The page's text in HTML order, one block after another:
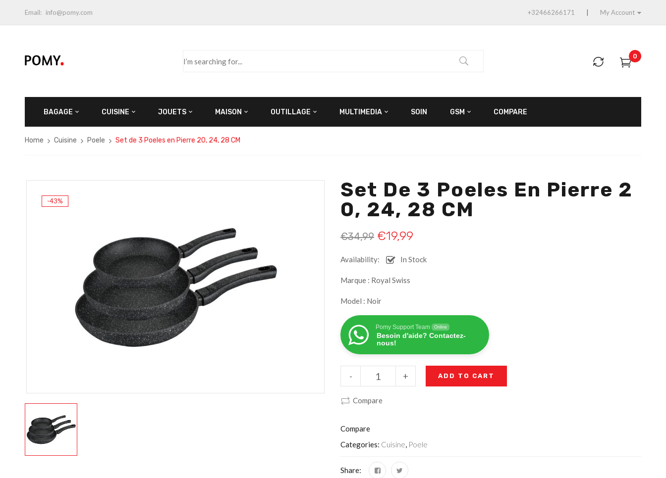
Email: info@pomy.com +32466266171 My Account
0
BAGAGE CUISINE JOUETS MAISON OUTILLAGE MULTIMEDIA SOIN GSM COMPARE
Home Cuisine Poele Set de 3 Poeles en Pierre 20, 24, 28 CM
-43%
Set De 3 Poeles En Pierre 2
0, 24, 28 CM
€34,99 €19,99
Availability: In Stock
Marque : Royal Swiss
Model : Noir
Pomy Support Team Online
Besoin d'aide? Contactez-
nous!
+
- ADD TO CART
Compare
Compare
Categories: Cuisine, Poele
Share: